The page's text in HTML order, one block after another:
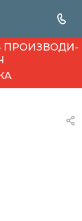
ПРОИЗВОДИ­